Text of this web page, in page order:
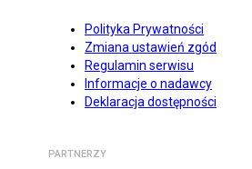
Polityka Prywatności
Zmiana ustawień zgód
Regulamin serwisu
Informacje o nadawcy
Deklaracja dostępności
PARTNERZY